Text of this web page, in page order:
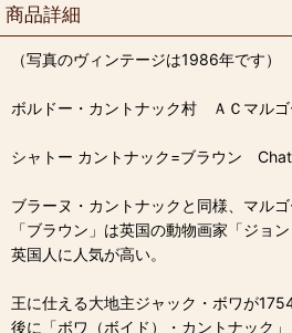
商品詳細
（写真のヴィンテージは1986年です）
ボルドー・カントナック村 ＡＣマルゴ
シャトー カントナック=ブラウン
ブラーヌ・カントナックと同様、マル
「ブラウン」は英国の動物画家「ジョ
英国人に人気が高い。
王に仕える大地主ジャック・ボワが
後に「ボワ（ボイド）・カントナック